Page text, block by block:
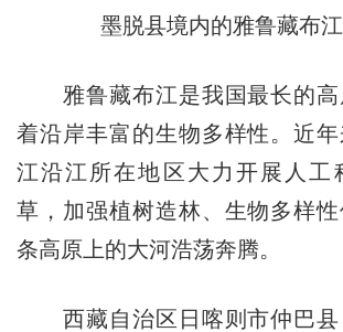
墨脱县境内的雅鲁藏布江
雅鲁藏布江是我国最长的高
着沿岸丰富的生物多样性。近
江沿江所在地区大力开展人工
草，加强植树造林、生物多样
条高原上的大河浩荡奔腾。
西藏自治区日喀则市仲巴县